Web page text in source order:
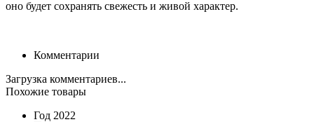
оно будет сохранять свежесть и живой характер.
Комментарии
Загрузка комментариев...
Похожие товары
Год 2022